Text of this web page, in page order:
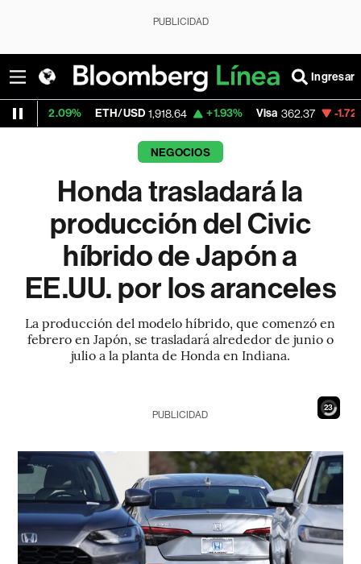
PUBLICIDAD
Ingresar
ETH/USD 1,918.64 +1.93% Visa 362.37 -1.72%
NEGOCIOS
Honda trasladará la
producción del Civic
híbrido de Japón a
EE.UU. por los aranceles
La producción del modelo híbrido, que comenzó en
febrero en Japón, se trasladará alrededor de junio o
julio a la planta de Honda en Indiana.
21
PUBLICIDAD